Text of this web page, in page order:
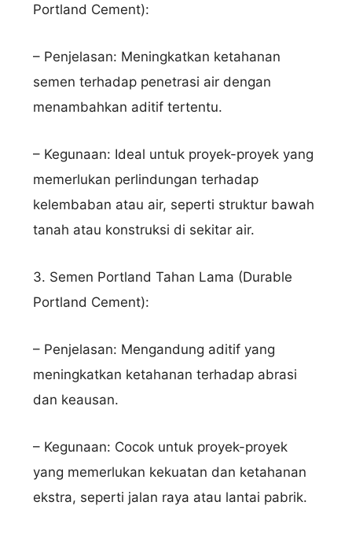
Portland Cement):
– Penjelasan: Meningkatkan ketahanan
semen terhadap penetrasi air dengan
menambahkan aditif tertentu.
– Kegunaan: Ideal untuk proyek-proyek yang
memerlukan perlindungan terhadap
kelembaban atau air, seperti struktur bawah
tanah atau konstruksi di sekitar air.
3. Semen Portland Tahan Lama (Durable
Portland Cement):
– Penjelasan: Mengandung aditif yang
meningkatkan ketahanan terhadap abrasi
dan keausan.
– Kegunaan: Cocok untuk proyek-proyek
yang memerlukan kekuatan dan ketahanan
ekstra, seperti jalan raya atau lantai pabrik.